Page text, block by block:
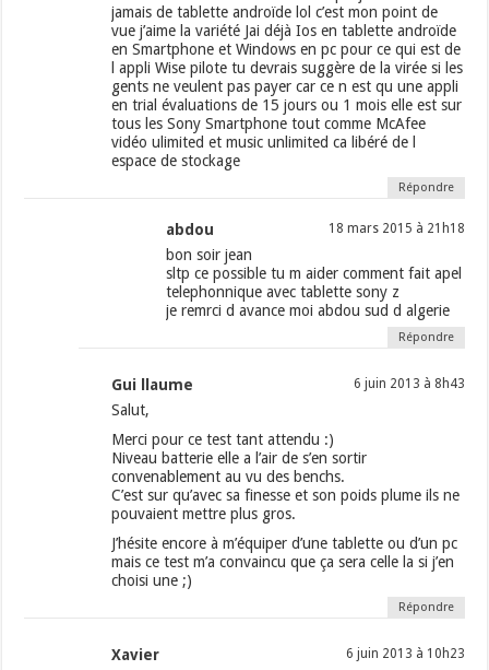
jamais de tablette androïde lol c’est mon point de
vue j’aime la variété Jai déjà Ios en tablette androïde
en Smartphone et Windows en pc pour ce qui est de
l appli Wise pilote tu devrais suggère de la virée si les
gents ne veulent pas payer car ce n est qu une appli
en trial évaluations de 15 jours ou 1 mois elle est sur
tous les Sony Smartphone tout comme McAfee
vidéo ulimited et music unlimited ca libéré de l
espace de stockage
Répondre
abdou 18 mars 2015 à 21h18
bon soir jean
sltp ce possible tu m aider comment fait apel
telephonnique avec tablette sony z
je remrci d avance moi abdou sud d algerie
Répondre
Gui llaume 6 juin 2013 à 8h43
Salut,
Merci pour ce test tant attendu :)
Niveau batterie elle a l’air de s’en sortir
convenablement au vu des benchs.
C’est sur qu’avec sa finesse et son poids plume ils ne
pouvaient mettre plus gros.
J’hésite encore à m’équiper d’une tablette ou d’un pc
mais ce test m’a convaincu que ça sera celle la si j’en
choisi une ;)
Répondre
Xavier 6 juin 2013 à 10h23